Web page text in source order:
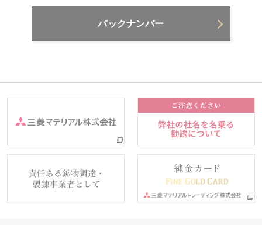
バックナンバー